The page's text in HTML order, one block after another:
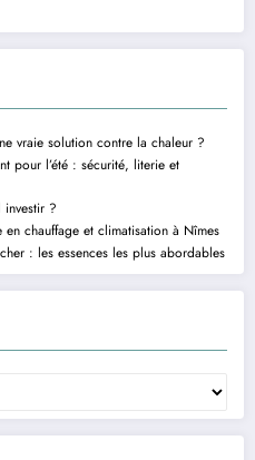
vraie solution contre la chaleur ?
pour l’été : sécurité, literie et
investir ?
chauffage et climatisation à Nîmes
: les essences les plus abordables